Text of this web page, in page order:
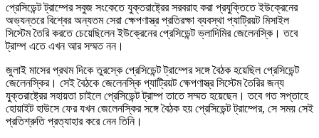
প্রেসিডেন্ট ট্রাম্পের সবুজ সংকেতে যুক্তরাষ্ট্রের সরবরাহ করা প্রযুক্তিতে ইউক্রেনের
অভ্যন্তরে বিশ্বের অন্যতম সেরা ক্ষেপণাস্ত্র প্রতিরক্ষা ব্যবস্থা প্যাট্রিয়ট মিসাইল
সিস্টেম তৈরি করতে চেয়েছিলেন ইউক্রেনের প্রেসিডেন্ট ভ্লাদিমির জেলেনস্কি। তবে
ট্রাম্প এতে এখন আর সম্মত নন।
জুলাই মাসের প্রথম দিকে তুরস্কে প্রেসিডেন্ট ট্রাম্পের সঙ্গে বৈঠক হয়েছিল প্রেসিডেন্ট
জেলেনস্কির। সেই বৈঠকে জেলেনস্কি প্যাট্রিয়ট ক্ষেপণাস্ত্র সিস্টেম তৈরির জন্য
যুক্তরাষ্ট্রের সহায়তা চাইলে প্রেসিডেন্ট ট্রাম্প তাতে সম্মত হয়েছেন। তবে গত সপ্তাহে
হোয়াইট হাউসে ফের যখন জেলেনস্কির সঙ্গে বৈঠক হয় প্রেসিডেন্ট ট্রাম্পের, সে সময় সেই
প্রতিশ্রুতি প্রত্যাহার করে নেন তিনি।